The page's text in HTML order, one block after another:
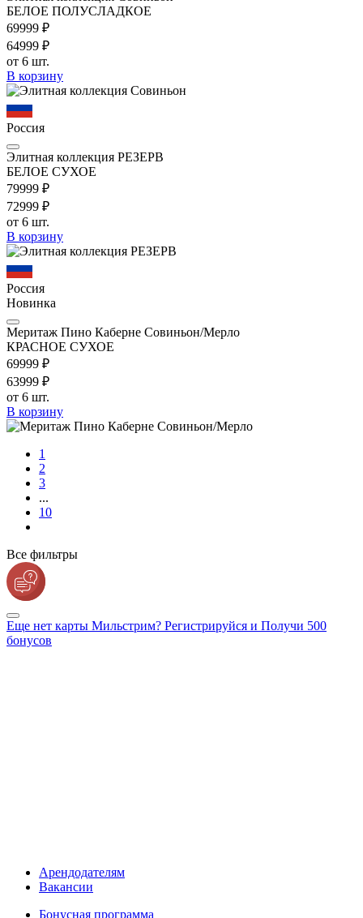
БЕЛОЕ ПОЛУСЛАДКОЕ
69999 ₽
64999 ₽
от 6 шт.
В корзину
Россия
Элитная коллекция РЕЗЕРВ
БЕЛОЕ СУХОЕ
79999 ₽
72999 ₽
от 6 шт.
В корзину
Россия
Новинка
Меритаж Пино Каберне Совиньон/Мерло
КРАСНОЕ СУХОЕ
69999 ₽
63999 ₽
от 6 шт.
В корзину
1
2
3
...
10
Все фильтры
Еще нет карты Мильстрим? Регистрируйся и Получи 500
бонусов
Арендодателям
Вакансии
Бонусная программа